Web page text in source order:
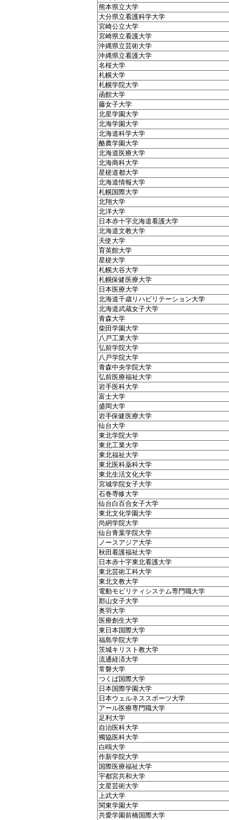
熊本県立大学
大分県立看護科学大学
宮崎公立大学
宮崎県立看護大学
沖縄県立芸術大学
沖縄県立看護大学
名桜大学
札幌大学
札幌学院大学
函館大学
藤女子大学
北星学園大学
北海学園大学
北海道科学大学
酪農学園大学
北海道医療大学
北海商科大学
星槎道都大学
北海道情報大学
札幌国際大学
北翔大学
北洋大学
日本赤十字北海道看護大学
北海道文教大学
天使大学
育英館大学
星槎大学
札幌大谷大学
札幌保健医療大学
日本医療大学
北海道千歳リハビリテーション大学
北海道武蔵女子大学
青森大学
柴田学園大学
八戸工業大学
弘前学院大学
八戸学院大学
青森中央学院大学
弘前医療福祉大学
岩手医科大学
富士大学
盛岡大学
岩手保健医療大学
仙台大学
東北学院大学
東北工業大学
東北福祉大学
東北医科薬科大学
東北生活文化大学
宮城学院女子大学
石巻専修大学
仙台白百合女子大学
東北文化学園大学
尚絅学院大学
仙台青葉学院大学
ノースアジア大学
秋田看護福祉大学
日本赤十字東北看護大学
東北芸術工科大学
東北文教大学
電動モビリティシステム専門職大学
郡山女子大学
奥羽大学
医療創生大学
東日本国際大学
福島学院大学
茨城キリスト教大学
流通経済大学
常磐大学
つくば国際大学
日本国際学園大学
日本ウェルネススポーツ大学
アール医療専門職大学
足利大学
自治医科大学
獨協医科大学
白鴎大学
作新学院大学
国際医療福祉大学
宇都宮共和大学
文星芸術大学
上武大学
関東学園大学
共愛学園前橋国際大学